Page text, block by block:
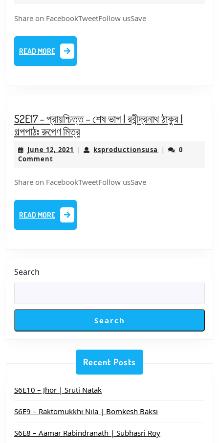
নাট্যকার
বাচিক
শিল্পী
দেবেশ
Share on FacebookTweetFollow usSave
READ MORE
READ
MORE
S2E17 – প্রায়শ্চিত্ত – শেষ ভাগ | রবীন্দ্রনাথ ঠাকুর |
গল্পপাঠঃ রুপেণ মিত্রS2E17
প্রায়শ্চিত্ত
শেষ
মিত্র
June 12, 2021 June
| ksproductionsusa |
0
Comment
Share on FacebookTweetFollow usSave
READ MORE
READ
MORE
Search
Search
Recent Posts
S6E10 – Jhor | Sruti Natak
S6E9 – Raktomukkhi Nila | Bomkesh Baksi
S6E8 – Aamar Rabindranath | Subhasri Roy